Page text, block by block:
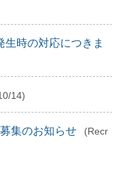
時の対応につきま
14)
集のお知らせ
(Recr